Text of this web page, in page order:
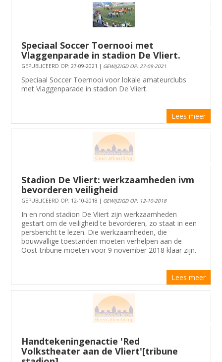
Speciaal Soccer Toernooi met
Vlaggenparade in stadion De Vliert.
GEPUBLICEERD OP: 27-09-2021 | GEWIJZIGD OP: 27-09-2021
Speciaal Soccer Toernooi voor lokale amateurclubs
met Vlaggenparade in stadion De Vliert.
Lees meer
Stadion De Vliert: werkzaamheden ivm
bevorderen veiligheid
GEPUBLICEERD OP: 12-10-2018 | GEWIJZIGD OP: 12-10-2018
In en rond stadion De Vliert zijn werkzaamheden
gestart om de veiligheid te bevorderen, zo staat in een
persbericht te lezen. Die werkzaamheden, die
bouwvallige toestanden moeten verhelpen aan de
Oost-tribune moeten voor 9 november 2018 klaar zijn.
Lees meer
Handtekeningenactie 'Red
Volkstheater aan de Vliert'[tribune